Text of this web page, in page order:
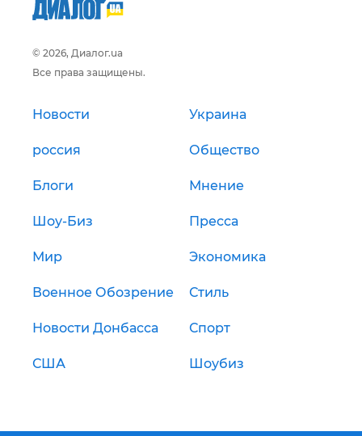
© 2026, Диалог.ua
Все права защищены.
Новости Украина
россия Общество
Блоги Мнение
Шоу-Биз Пресса
Мир Экономика
Военное Обозрение Стиль
Новости Донбасса Спорт
США Шоубиз